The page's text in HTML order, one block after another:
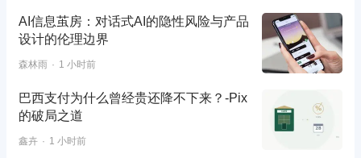
AI信息茧房：对话式AI的隐性风险与产品
设计的伦理边界
森林雨 1 小时前
巴西支付为什么曾经贵还降不下来？-Pix
的破局之道
鑫卉 1 小时前